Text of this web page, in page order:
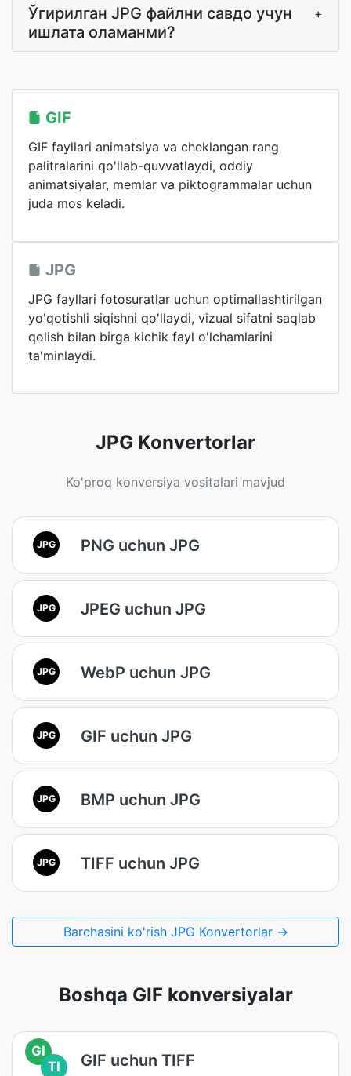
Ўгирилган JPG файлни савдо учун
ишлата оламанми?
+
GIF
GIF fayllari animatsiya va cheklangan rang
palitralarini qo'llab-quvvatlaydi, oddiy
animatsiyalar, memlar va piktogrammalar uchun
juda mos keladi.
JPG
JPG fayllari fotosuratlar uchun optimallashtirilgan
yo'qotishli siqishni qo'llaydi, vizual sifatni saqlab
qolish bilan birga kichik fayl o'lchamlarini
ta'minlaydi.
JPG Konvertorlar
Ko'proq konversiya vositalari mavjud
JPG PNG uchun JPG
JPG JPEG uchun JPG
JPG WebP uchun JPG
JPG GIF uchun JPG
JPG BMP uchun JPG
JPG TIFF uchun JPG
Barchasini ko'rish JPG Konvertorlar →
Boshqa GIF konversiyalar
GI
TI
GIF uchun TIFF